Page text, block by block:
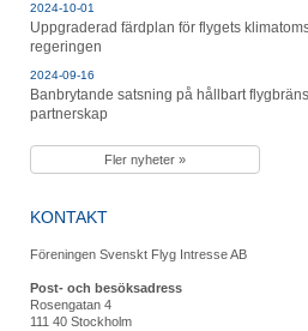
2024-10-01
Uppgraderad färdplan för flygets
regeringen
2024-09-16
Banbrytande satsning på hållbart
partnerskap
Fler nyheter »
KONTAKT
Föreningen Svenskt Flyg Intresse AB
Post- och besöksadress
Rosengatan 4
111 40 Stockholm